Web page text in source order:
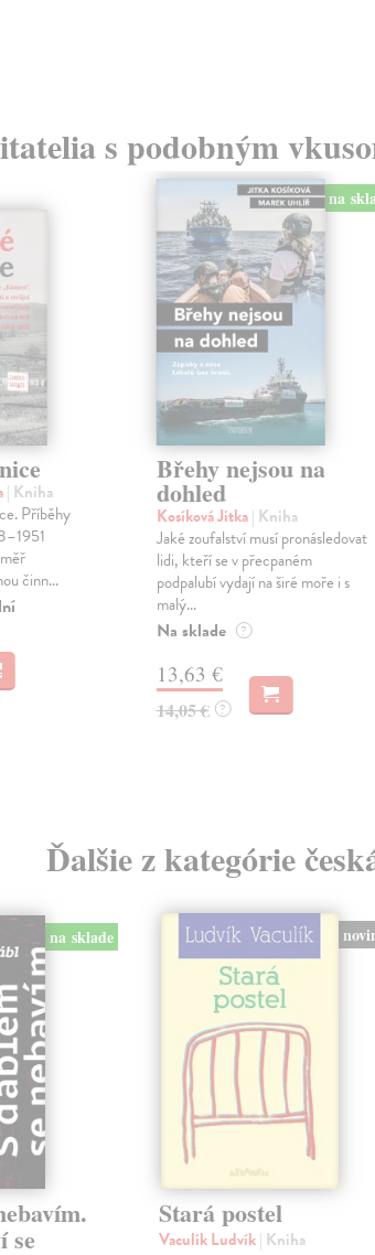
s podobným
| Kniha
Příběhy
činn...
na
Břehy nejsou na
dohled
Kosíková Jitka| Kniha
Jaké zoufalství musí pronásledovat
lidi, kteří se v přecpaném
podpalubí vydají na širé moře i s
malý...
Na sklade ?
13,63 €
14,05 € ?
Ďalšie z kategórie
na sklade
se
Stará postel
Vaculík Ludvík| Kniha